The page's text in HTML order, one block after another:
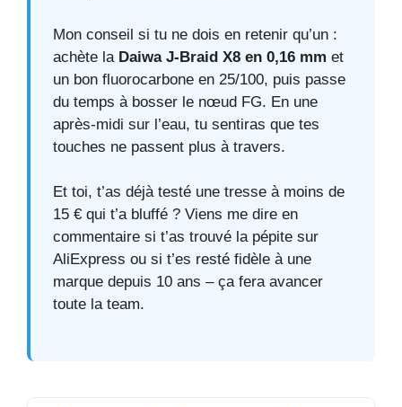
Mon conseil si tu ne dois en retenir qu’un :
achète la Daiwa J-Braid X8 en 0,16 mm et
un bon fluorocarbone en 25/100, puis passe
du temps à bosser le nœud FG. En une
après-midi sur l’eau, tu sentiras que tes
touches ne passent plus à travers.
Et toi, t’as déjà testé une tresse à moins de
15 € qui t’a bluffé ? Viens me dire en
commentaire si t’as trouvé la pépite sur
AliExpress ou si t’es resté fidèle à une
marque depuis 10 ans – ça fera avancer
toute la team.